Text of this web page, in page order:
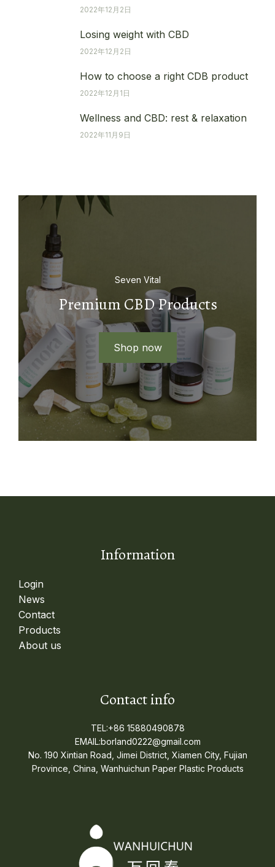
2022年12月2日
Losing weight with CBD
2022年12月2日
How to choose a right CDB product
2022年12月1日
Wellness and CBD: rest & relaxation
2022年11月9日
Seven Vital
Premium CBD Products
Shop now
Information
Login
News
Contact
Products
About us
Contact info
TEL:+86 15880490878
EMAIL:borland0222@gmail.com
No. 190 Xintian Road, Jimei District, Xiamen City, Fujian
Province, China, Wanhuichun Paper Plastic Products